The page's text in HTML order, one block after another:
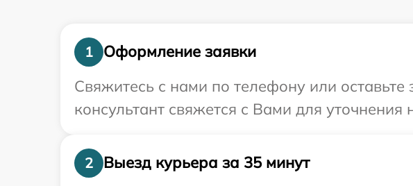
1
Оформление заявки
Свяжитесь с нами по телефону или
консультант свяжется с Вами для
2
Выезд курьера за 35 минут